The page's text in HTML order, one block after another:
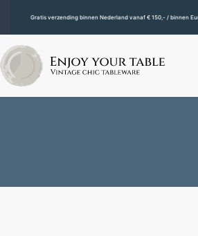
Gratis verzending binnen Nederland vanaf € 150,- / binnen